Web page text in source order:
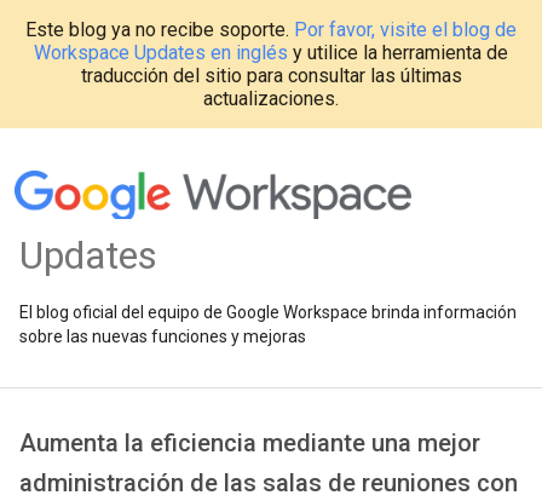
Este blog ya no recibe soporte. Por favor, visite el blog de
Workspace Updates en inglés y utilice la herramienta de
traducción del sitio para consultar las últimas
actualizaciones.
Updates
El blog oficial del equipo de Google Workspace brinda información
sobre las nuevas funciones y mejoras
Aumenta la eficiencia mediante una mejor
administración de las salas de reuniones con